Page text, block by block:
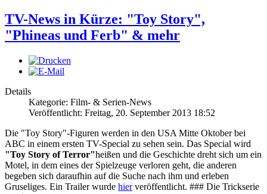
TV-News in Kürze: "Toy Story",
"Phineas und Ferb" & mehr
Details
Kategorie: Film- & Serien-News
Veröffentlicht: Freitag, 20. September 2013 18:52
Die "Toy Story"-Figuren werden in den USA Mitte Oktober bei
ABC in einem ersten TV-Special zu sehen sein. Das Special wird
"Toy Story of Terror"heißen und die Geschichte dreht sich um ein
Motel, in dem eines der Spielzeuge verloren geht, die anderen
begeben sich daraufhin auf die Suche nach ihm und erleben
Gruseliges. Ein Trailer wurde hierveröffentlicht. ### Die Trickserie